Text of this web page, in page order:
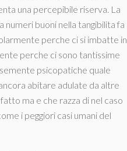
una percepibile riserva. La
buoni nella tangibilita fa
perche ci si imbatte in
perche ci sono tantissime
psicopatiche quale
abitare adulate da altre
ma e che razza di nel caso
i peggiori casi umani del